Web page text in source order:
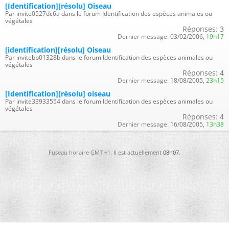
[Identification][résolu] Oiseau
Par invite0527dc6a dans le forum Identification des espèces animales ou
végétales
Réponses: 3
Dernier message: 03/02/2006, 19h17
[identification][résolu] Oiseau
Par invitebb01328b dans le forum Identification des espèces animales ou
végétales
Réponses: 4
Dernier message: 18/08/2005, 23h15
[Identification][résolu] oiseau
Par invite33933554 dans le forum Identification des espèces animales ou
végétales
Réponses: 4
Dernier message: 16/08/2005, 13h38
Fuseau horaire GMT +1. Il est actuellement08h07.